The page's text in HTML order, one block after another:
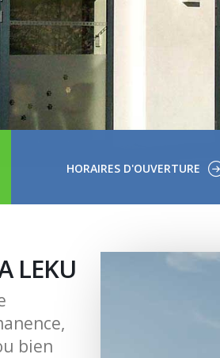
HORAIRES D'OUVERTURE
LEKU
bien